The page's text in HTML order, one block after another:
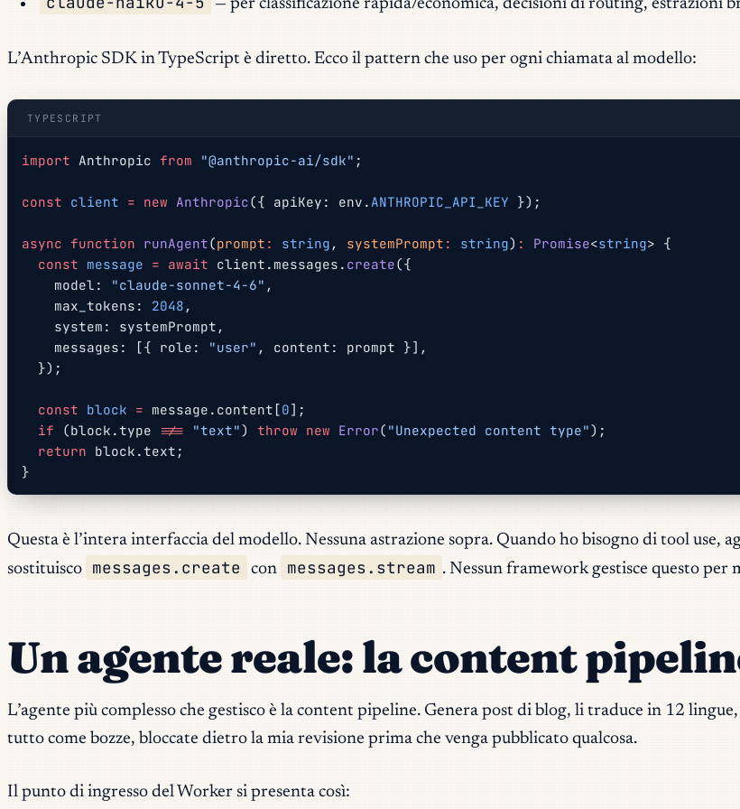
— per classificazione rapida/economica, decisioni di routing, estrazioni
L’Anthropic SDK in TypeScript è diretto. Ecco il pattern che uso per ogni chiamata al modello:
TYPESCRIPT
import Anthropic from "@anthropic-ai/sdk" ;
const client = new Anthropic({ apiKey: env.ANTHROPIC_API_KEY });
async function runAgent(prompt : string , systemPrompt : string) : Promise<string> {
  const
message = await client.messages. create({
    model:
"claude-sonnet-4-6" ,
    max_tokens:
2048 ,
    system: systemPrompt,
    messages: [{ role:
"user" , content: prompt }],
  });
  const
block = message.content[0];
  if
(block.type !== "text") throw new Error( "Unexpected content type");
  return
block.text;
}
Questa è l’intera interfaccia del modello. Nessuna astrazione sopra. Quando ho bisogno di tool use,
sostituisco
messages.create con messages.stream . Nessun framework gestisce questo per
Un agente reale: la content
L’agente più complesso che gestisco è la content pipeline. Genera post di blog, li traduce in 12
tutto come bozze, bloccate dietro la mia revisione prima che venga pubblicato qualcosa.
Il punto di ingresso del Worker si presenta così: